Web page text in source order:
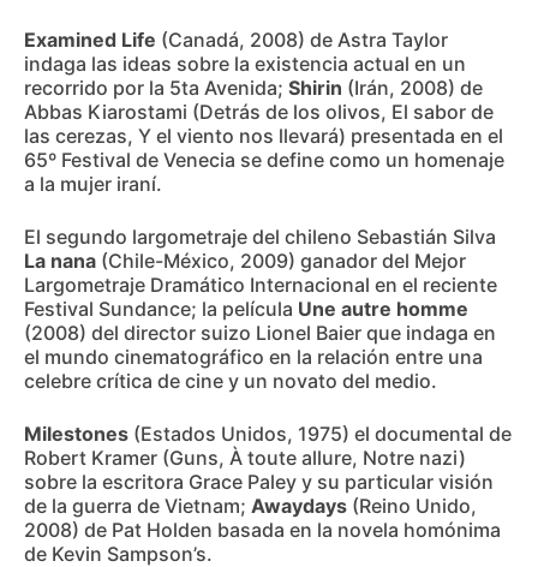
Examined Life (Canadá, 2008) de Astra Taylor
indaga las ideas sobre la existencia actual en un
recorrido por la 5ta Avenida; Shirin (Irán, 2008) de
Abbas Kiarostami (Detrás de los olivos, El sabor de
las cerezas, Y el viento nos llevará) presentada en el
65º Festival de Venecia se define como un homenaje
a la mujer iraní.
El segundo largometraje del chileno Sebastián Silva
La nana (Chile-México, 2009) ganador del Mejor
Largometraje Dramático Internacional en el reciente
Festival Sundance; la película Une autre homme
(2008) del director suizo Lionel Baier que indaga en
el mundo cinematográfico en la relación entre una
celebre crítica de cine y un novato del medio.
Milestones (Estados Unidos, 1975) el documental de
Robert Kramer (Guns, À toute allure, Notre nazi)
sobre la escritora Grace Paley y su particular visión
de la guerra de Vietnam; Awaydays (Reino Unido,
2008) de Pat Holden basada en la novela homónima
de Kevin Sampson’s.